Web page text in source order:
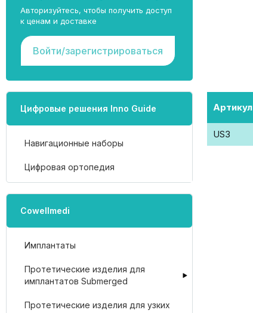
Авторизуйтесь, чтобы получить доступ
к ценам и доставке
Войти/зарегистрироваться
Цифровые решения Inno Guide
Навигационные наборы
Цифровая ортопедия
Cowellmedi
Имплантаты
Протетические изделия для
имплантатов Submerged
Протетические изделия для узких
Артикул
US3